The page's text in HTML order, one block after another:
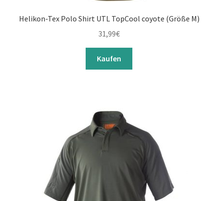
Helikon-Tex Polo Shirt UTL TopCool coyote (Größe M)
31,99€
Kaufen